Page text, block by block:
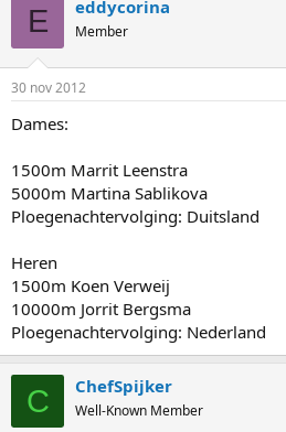
E eddycorina
Member
30 nov 2012
Dames:
1500m Marrit Leenstra
5000m Martina Sablikova
Ploegenachtervolging: Duitsland
Heren
1500m Koen Verweij
10000m Jorrit Bergsma
Ploegenachtervolging: Nederland
C ChefSpijker
Well-Known Member